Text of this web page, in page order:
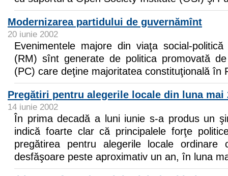
Modernizarea partidului de guvernămînt
20 iunie 2002
Evenimentele majore din viaţa social-
(RM) sînt generate de politica promovată
(PC) care deţine majoritatea constituţională în
Pregătiri pentru alegerile locale din luna mai
14 iunie 2002
În prima decadă a luni iunie s-a produs un
indică foarte clar că principalele forţe
pregătirea pentru alegerile locale
desfăşoare peste aproximativ un an, în luna